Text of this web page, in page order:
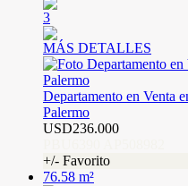
3
MÁS DETALLES
Departamento en Venta
Palermo
USD236.000
+/- Favorito
76.58 m²